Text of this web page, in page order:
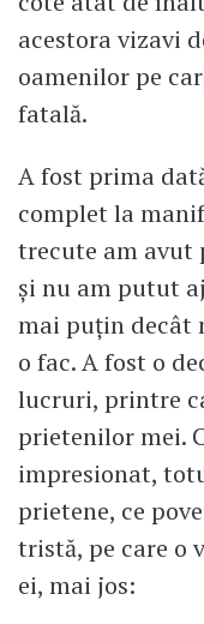
acestora vizavi
oamenilor pe
fatală.
A fost prima
complet la
trecute am avut
şi nu am putut
mai puţin decât
o fac. A fost o
lucruri, printre
prietenilor mei.
impresionat,
prietene, ce
tristă, pe care o
ei, mai jos: